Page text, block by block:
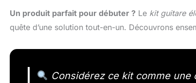
Un produit parfait pour débuter ? Le kit guitare
quête d’une solution tout-en-un. Découvrons
Considérez ce kit comme